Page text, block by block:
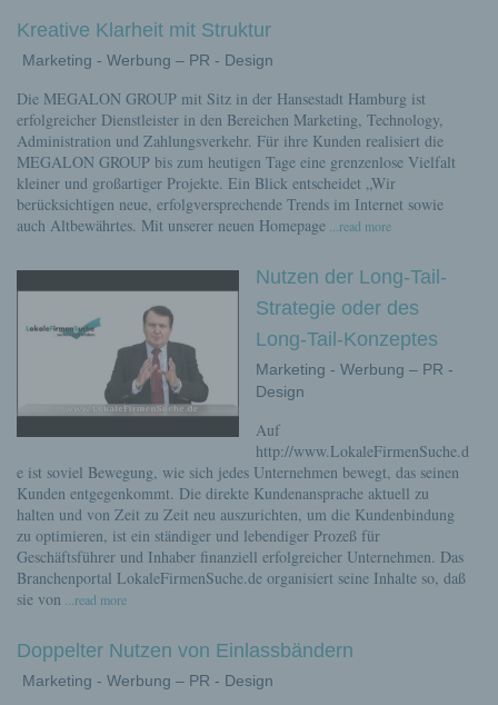
Kreative Klarheit mit Struktur
Marketing - Werbung – PR - Design
Die MEGALON GROUP mit Sitz in der Hansestadt Hamburg ist
erfolgreicher Dienstleister in den Bereichen Marketing, Technology,
Administration und Zahlungsverkehr. Für ihre Kunden realisiert die
MEGALON GROUP bis zum heutigen Tage eine grenzenlose Vielfalt
kleiner und großartiger Projekte. Ein Blick entscheidet „Wir
berücksichtigen neue, erfolgversprechende Trends im Internet sowie
auch Altbewährtes. Mit unserer neuen Homepage ...read more
Nutzen der Long-Tail-
Strategie oder des
Long-Tail-Konzeptes
Marketing - Werbung – PR -
Design
Auf
http://www.LokaleFirmenSuche.d
e ist soviel Bewegung, wie sich jedes Unternehmen bewegt, das seinen
Kunden entgegenkommt. Die direkte Kundenansprache aktuell zu
halten und von Zeit zu Zeit neu auszurichten, um die Kundenbindung
zu optimieren, ist ein ständiger und lebendiger Prozeß für
Geschäftsführer und Inhaber finanziell erfolgreicher Unternehmen. Das
Branchenportal LokaleFirmenSuche.de organisiert seine Inhalte so, daß
sie von ...read more
Doppelter Nutzen von Einlassbändern
Marketing - Werbung – PR - Design